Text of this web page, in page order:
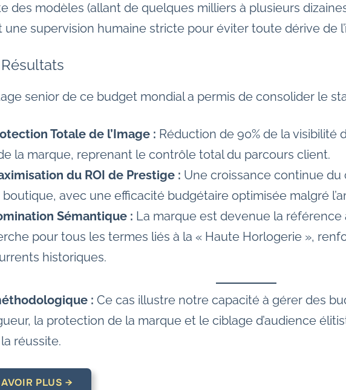
des modèles (allant de quelques milliers à plusieurs
une supervision humaine stricte pour éviter toute dérive de
senior de ce budget mondial a permis de consolider le
Totale de l’Image : Réduction de 90% de la
la marque, reprenant le contrôle total du parcours client.
du ROI de Prestige : Une croissance continue du
avec une efficacité budgétaire optimisée malgré
Sémantique : La marque est devenue la
pour tous les termes liés à la « Haute Horlogerie »,
historiques.
: Ce cas illustre notre capacité à gérer des
la protection de la marque et le ciblage d’audience
réussite.
PLUS →